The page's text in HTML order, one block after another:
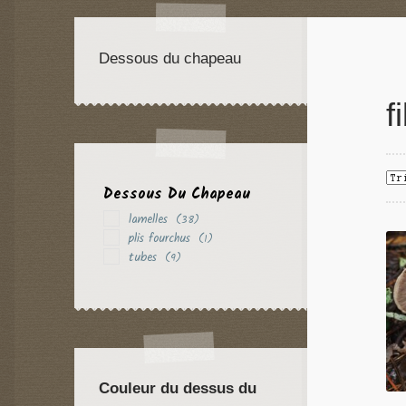
Dessous du chapeau
Dessous Du Chapeau
lamelles (38)
plis fourchus (1)
tubes (9)
Couleur du dessus du